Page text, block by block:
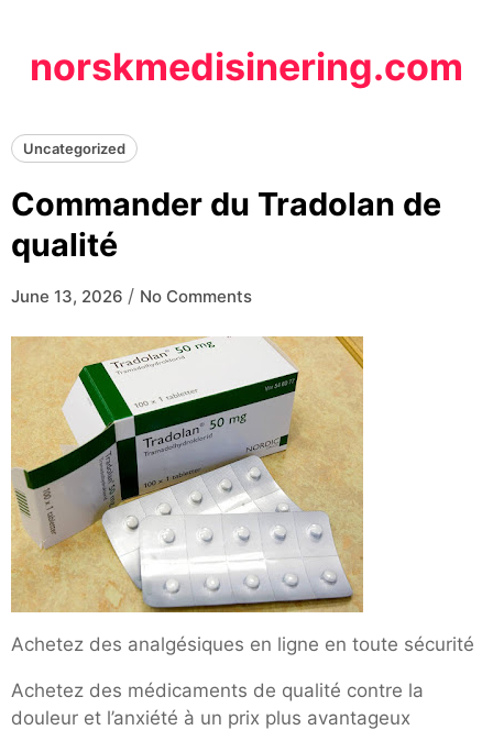
contentnorskmedisinering.com
Uncategorized
Commander du Tradolan de
qualité
June 13, 2026 / No Comments
Achetez des analgésiques en ligne en toute sécurité
Achetez des médicaments de qualité contre la
douleur et l’anxiété à un prix plus avantageux